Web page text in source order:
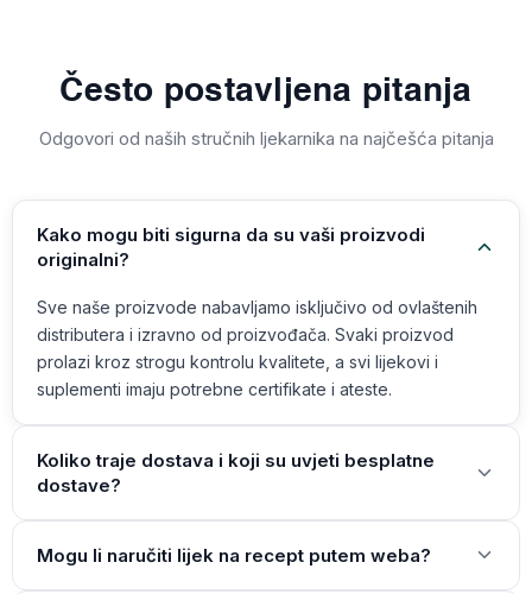
Često postavljena pitanja
Odgovori od naših stručnih ljekarnika na najčešća pitanja
Kako mogu biti sigurna da su vaši proizvodi
originalni?
Sve naše proizvode nabavljamo isključivo od ovlaštenih
distributera i izravno od proizvođača. Svaki proizvod
prolazi kroz strogu kontrolu kvalitete, a svi lijekovi i
suplementi imaju potrebne certifikate i ateste.
Koliko traje dostava i koji su uvjeti besplatne
dostave?
Mogu li naručiti lijek na recept putem weba?